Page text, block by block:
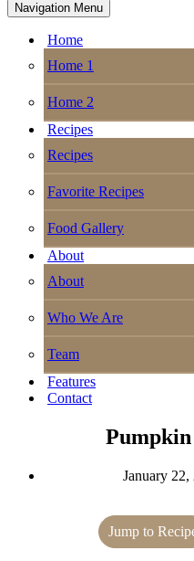
Navigation Menu
Home
Home 1
Home 2
Recipes
Recipes
Favorite Recipes
Food Gallery
About
About
Who We Are
Team
Features
Contact
January 22,
Jump to